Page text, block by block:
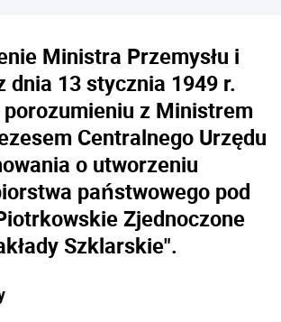
Ministra Przemysłu i
dnia 13 stycznia 1949 r.
z Ministrem
Centralnego Urzędu
o utworzeniu
państwowego pod
Zjednoczone
Szklarskie".